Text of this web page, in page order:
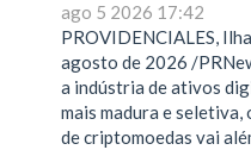
ago 5 2026 17:42
PROVIDENCIALES,
agosto de 2026 /
a indústria de ativos
mais madura e
de criptomoedas vai